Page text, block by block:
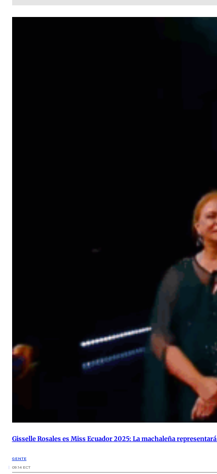
Gisselle Rosales es Miss Ecuador 2025: La machaleña
GENTE
09:14 ECT